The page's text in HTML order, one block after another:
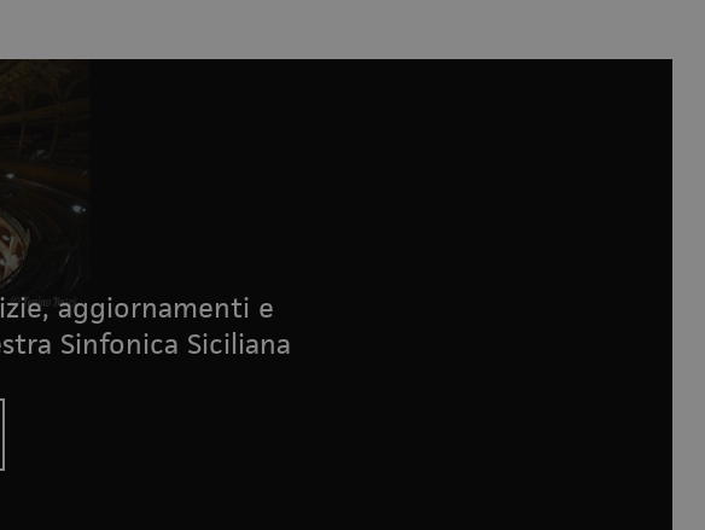
aggiornamenti e
Sinfonica Siciliana